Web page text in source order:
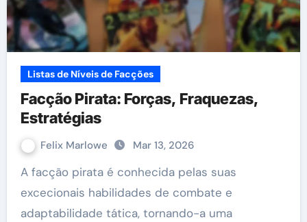
Listas de Níveis de Facções
Facção Pirata: Forças, Fraquezas,
Estratégias
Felix Marlowe Mar 13, 2026
A facção pirata é conhecida pelas suas
excecionais habilidades de combate e
adaptabilidade tática, tornando-a uma